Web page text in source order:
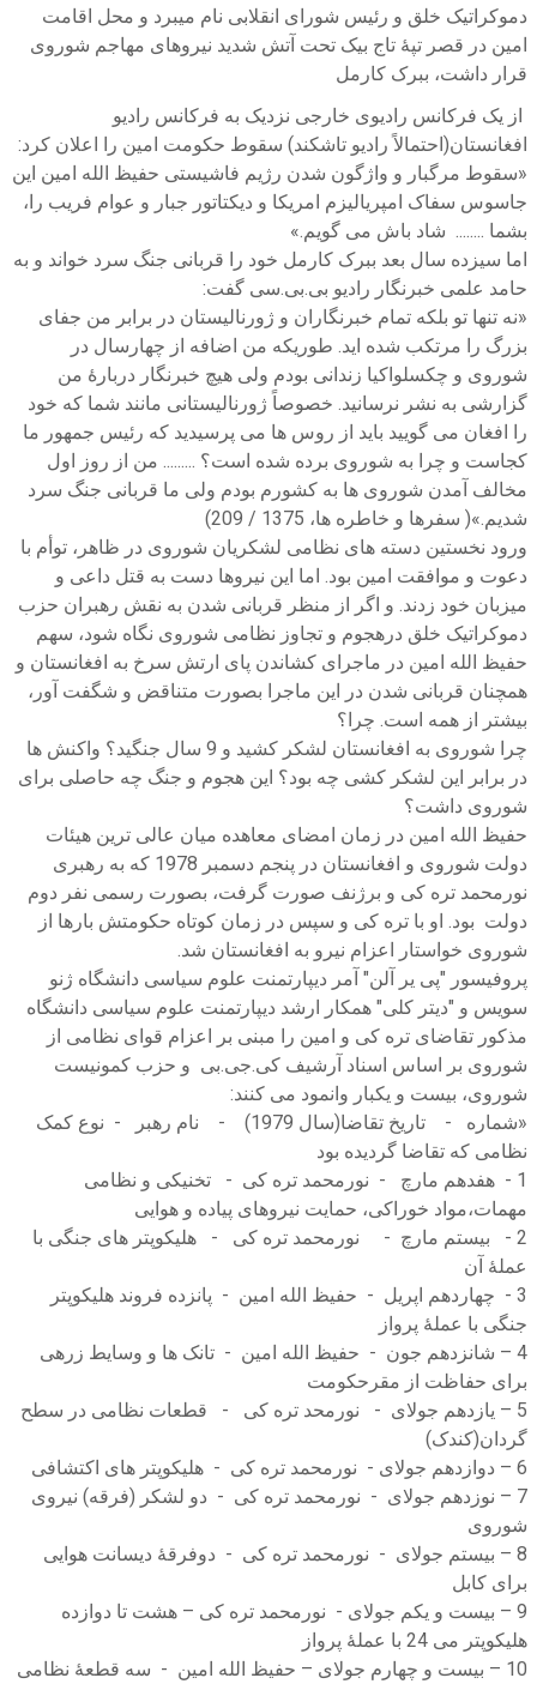
دموکراتیک خلق و رئیس شورای انقلابی نام میبرد و محل اقامت
امین در قصر تپۀ تاج بیک تحت آتش شدید نیروهای مهاجم شوروی
قرار داشت، ببرک کارمل
از یک فرکانس رادیوی خارجی نزدیک به فرکانس رادیو
افغانستان(احتمالاً رادیو تاشکند) سقوط حکومت امین را اعلان کرد:
«سقوط مرگبار و واژگون شدن رژیم فاشیستی حفیظ الله امین این
جاسوس سفاک امپریالیزم امریکا و دیکتاتور جبار و عوام فریب را،
بشما ........ شاد باش می گویم.»
اما سیزده سال بعد ببرک کارمل خود را قربانی جنگ سرد خواند و به
حامد علمی خبرنگار رادیو بی.بی.سی گفت:
«نه تنها تو بلکه تمام خبرنگاران و ژورنالیستان در برابر من جفای
بزرگ را مرتکب شده اید. طوریکه من اضافه از چهارسال در
شوروی و چکسلواکیا زندانی بودم ولی هیچ خبرنگار دربارۀ من
گزارشی به نشر نرسانید. خصوصاً ژورنالیستانی مانند شما که خود
را افغان می گویید باید از روس ها می پرسیدید که رئیس جمهور ما
کجاست و چرا به شوروی برده شده است؟ ......... من از روز اول
مخالف آمدن شوروی ها به کشورم بودم ولی ما قربانی جنگ سرد
شدیم.»( سفرها و خاطره ها، 1375 / 209)
ورود نخستین دسته های نظامی لشکریان شوروی در ظاهر، توأم با
دعوت و موافقت امین بود. اما این نیروها دست به قتل داعی و
میزبان خود زدند. و اگر از منظر قربانی شدن به نقش رهبران حزب
دموکراتیک خلق درهجوم و تجاوز نظامی شوروی نگاه شود، سهم
حفیظ الله امین در ماجرای کشاندن پای ارتش سرخ به افغانستان و
همچنان قربانی شدن در این ماجرا بصورت متناقض و شگفت آور،
بیشتر از همه است. چرا؟
چرا شوروی به افغانستان لشکر کشید و 9 سال جنگید؟ واکنش ها
در برابر این لشکر کشی چه بود؟ این هجوم و جنگ چه حاصلی برای
شوروی داشت؟
حفیظ الله امین در زمان امضای معاهده میان عالی ترین هیئات
دولت شوروی و افغانستان در پنجم دسمبر 1978 که به رهبری
نورمحمد تره کی و برژنف صورت گرفت، بصورت رسمی نفر دوم
دولت بود. او با تره کی و سپس در زمان کوتاه حکومتش بارها از
شوروی خواستار اعزام نیرو به افغانستان شد.
پروفیسور "پی یر آلن" آمر دیپارتمنت علوم سیاسی دانشگاه ژنو
سویس و "دیتر کلی" همکار ارشد دیپارتمنت علوم سیاسی دانشگاه
مذکور تقاضای تره کی و امین را مبنی بر اعزام قوای نظامی از
شوروی بر اساس اسناد آرشیف کی.جی.بی و حزب کمونیست
شوروی، بیست و یکبار وانمود می کنند:
«شماره - تاریخ تقاضا(سال 1979) - نام رهبر - نوع کمک
نظامی که تقاضا گردیده بود
1 - هفدهم مارچ - نورمحمد تره کی - تخنیکی و نظامی
مهمات،مواد خوراکی، حمایت نیروهای پیاده و هوایی
2 - بیستم مارچ - نورمحمد تره کی - هلیکوپتر های جنگی با
عملۀ آن
3 - چهاردهم اپریل - حفیظ الله امین - پانزده فروند هلیکوپتر
جنگی با عملۀ پرواز
4 – شانزدهم جون - حفیظ الله امین - تانک ها و وسایط زرهی
برای حفاظت از مقرحکومت
5 – یازدهم جولای - نورمحد تره کی - قطعات نظامی در سطح
گردان(کندک)
6 – دوازدهم جولای - نورمحمد تره کی - هلیکوپتر های اکتشافی
7 – نوزدهم جولای - نورمحمد تره کی - دو لشکر (فرقه) نیروی
شوروی
8 – بیستم جولای - نورمحمد تره کی - دوفرقۀ دیسانت هوایی
برای کابل
9 – بیست و یکم جولای - نورمحمد تره کی – هشت تا دوازده
هلیکوپتر می 24 با عملۀ پرواز
10 – بیست و چهارم جولای – حفیظ الله امین - سه قطعۀ نظامی